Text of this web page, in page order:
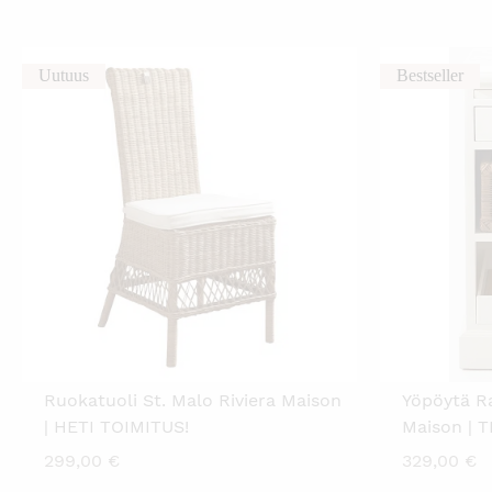
Uutuus
Ruokatuoli St. Malo Riviera Maison
| HETI TOIMITUS!
299,00 €
Bestseller
Yöpöytä
Maison |
329,00 €